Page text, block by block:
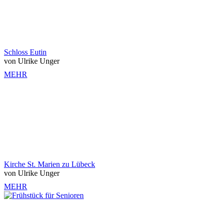
Schloss Eutin
von Ulrike Unger
MEHR
Kirche St. Marien zu Lübeck
von Ulrike Unger
MEHR